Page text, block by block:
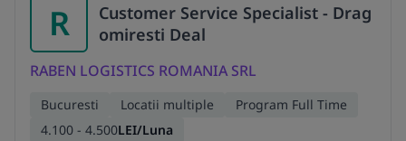
R
Customer Service Specialist - Drag
omiresti Deal
RABEN LOGISTICS ROMANIA SRL
Bucuresti Locatii multiple
Program Full Time
4.100 - 4.500LEI/Luna